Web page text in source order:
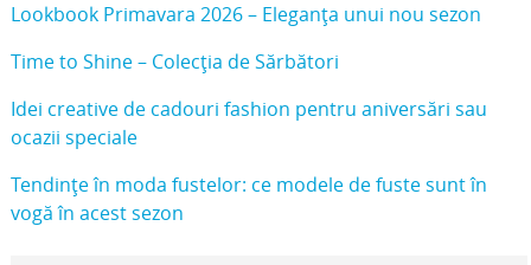
Lookbook Primavara 2026 – Eleganța unui nou sezon
Time to Shine – Colecția de Sărbători
Idei creative de cadouri fashion pentru aniversări sau
ocazii speciale
Tendințe în moda fustelor: ce modele de fuste sunt în
vogă în acest sezon